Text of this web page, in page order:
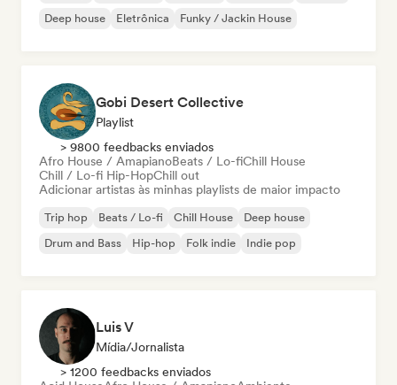
Deep house
Eletrônica Funky / Jackin House
Gobi Desert Collective
Playlist
> 9800 feedbacks enviados
Afro House / AmapianoBeats / Lo-fiChill House
Chill / Lo-fi Hip-HopChill out
Adicionar artistas às minhas playlists de maior impacto
Trip hop Beats / Lo-fi Chill House
Deep house
Drum and Bass
Hip-hop Folk indie Indie pop
Luis V
Mídia/Jornalista
> 1200 feedbacks enviados